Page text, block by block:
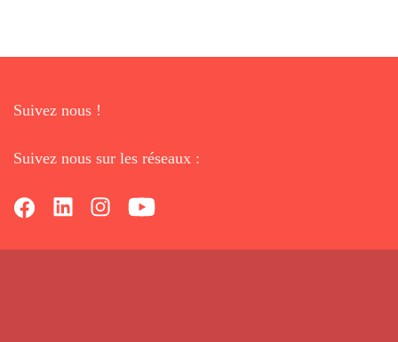
Suivez nous !
Suivez nous sur les réseaux :